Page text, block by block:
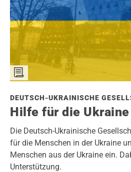
DEUTSCH-UKRAINISCHE
Hilfe für die Ukraine
Die Deutsch-Ukrainische
für die Menschen in der Ukraine
Menschen aus der Ukraine ein.
Unterstützung.